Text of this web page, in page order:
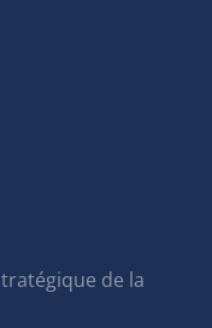
de la